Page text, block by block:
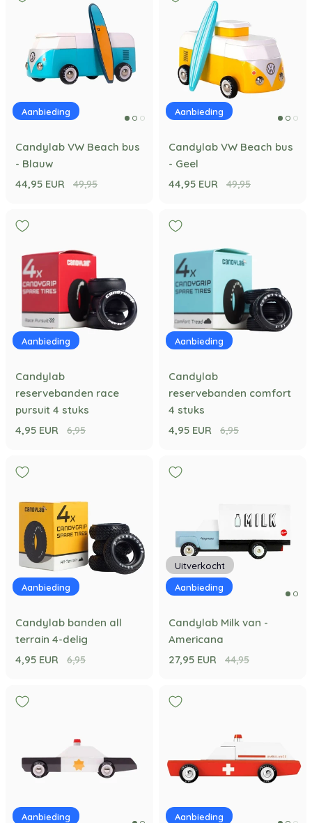
Aanbieding
Candylab VW Beach bus
- Blauw
44,95 EUR
49,95
Aanbieding
Candylab VW Beach bus
- Geel
44,95 EUR
49,95
Aanbieding
Candylab
reservebanden race
pursuit 4 stuks
4,95 EUR
6,95
Aanbieding
Candylab
reservebanden comfort
4 stuks
4,95 EUR
6,95
Aanbieding
Candylab banden all
terrain 4-delig
4,95 EUR
6,95
Uitverkocht
Aanbieding
Candylab Milk van -
Americana
27,95 EUR
44,95
Aanbieding Aanbieding